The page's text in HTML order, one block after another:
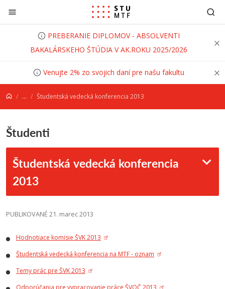
Prejsť na obsah
PREBERANIE DIPLOMOV - ABSOLVENTI
BAKALÁRSKEHO ŠTÚDIA V AK.ROKU 2025/2026
Venujte 2% zo svojich daní pre našu fakultu
... Študentská vedecká konferencia 2013
Študenti
Študentská vedecká konferencia
2013
PUBLIKOVANÉ 21. marec 2013
Hodnotiace komisie ŠVK 2013
Študentská vedecká konferencia na MTF - oznam
Temy prác pre ŠVK 2013
Odporúčania pre vypracovanie práce ŠVOČ 2013